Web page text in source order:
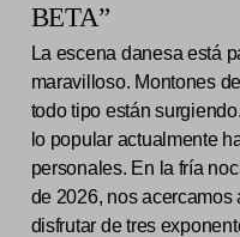
BETA”
La escena danesa está
maravilloso. Montones
todo tipo están
lo popular actualmente
personales. En la fría
de 2026, nos acercamos
disfrutar de tres